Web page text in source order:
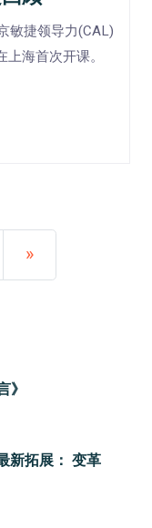
敏捷领导力(CAL)
海首次开课。
»
》
新拓展： 变革